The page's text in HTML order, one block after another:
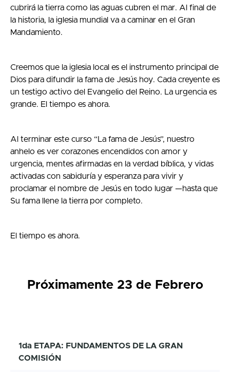
cubrirá la tierra como las aguas cubren el mar. Al final de
la historia, la iglesia mundial va a caminar en el Gran
Mandamiento.
Creemos que la iglesia local es el instrumento principal de
Dios para difundir la fama de Jesús hoy. Cada creyente es
un testigo activo del Evangelio del Reino. La urgencia es
grande. El tiempo es ahora.
Al terminar este curso “La fama de Jesús”, nuestro
anhelo es ver corazones encendidos con amor y
urgencia, mentes afirmadas en la verdad bíblica, y vidas
activadas con sabiduría y esperanza para vivir y
proclamar el nombre de Jesús en todo lugar —hasta que
Su fama llene la tierra por completo.
El tiempo es ahora.
Próximamente 23 de Febrero
1da ETAPA: FUNDAMENTOS DE LA GRAN
COMISIÓN